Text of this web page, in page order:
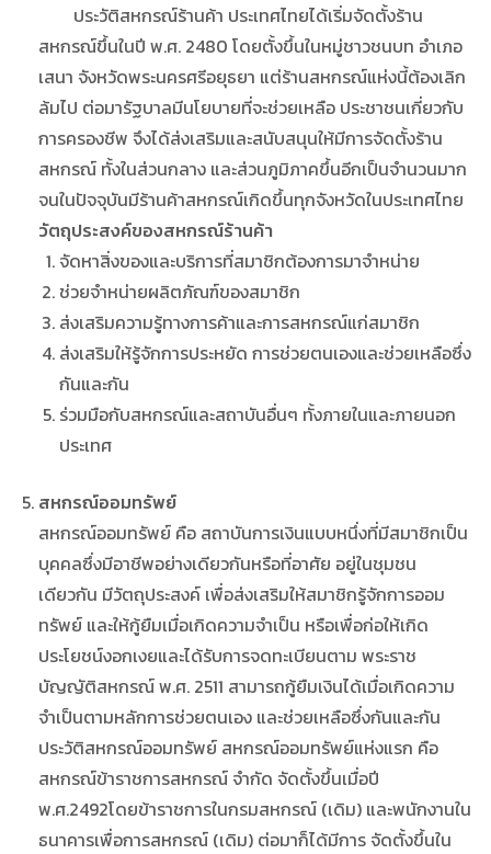
ประวัติสหกรณ์ร้านค้า ประเทศไทยได้เริ่มจัดตั้งร้าน
สหกรณ์ขึ้นในปี พ.ศ. 2480 โดยตั้งขึ้นในหมู่ชาวชนบท อำเภอ
เสนา จังหวัดพระนครศรีอยุธยา แต่ร้านสหกรณ์แห่งนี้ต้องเลิก
ล้มไป ต่อมารัฐบาลมีนโยบายที่จะช่วยเหลือ ประชาชนเกี่ยวกับ
การครองชีพ จึงได้ส่งเสริมและสนับสนุนให้มีการจัดตั้งร้าน
สหกรณ์ ทั้งในส่วนกลาง และส่วนภูมิภาคขึ้นอีกเป็นจำนวนมาก
จนในปัจจุบันมีร้านค้าสหกรณ์เกิดขึ้นทุกจังหวัดในประเทศไทย
วัตถุประสงค์ของสหกรณ์ร้านค้า
จัดหาสิ่งของและบริการที่สมาชิกต้องการมาจำหน่าย
ช่วยจำหน่ายผลิตภัณฑ์ของสมาชิก
ส่งเสริมความรู้ทางการค้าและการสหกรณ์แก่สมาชิก
ส่งเสริมให้รู้จักการประหยัด การช่วยตนเองและช่วยเหลือซึ่ง
กันและกัน
ร่วมมือกับสหกรณ์และสถาบันอื่นๆ ทั้งภายในและภายนอก
ประเทศ
สหกรณ์ออมทรัพย์
สหกรณ์ออมทรัพย์ คือ สถาบันการเงินแบบหนึ่งที่มีสมาชิกเป็น
บุคคลซึ่งมีอาชีพอย่างเดียวกันหรือที่อาศัย อยู่ในชุมชน
เดียวกัน มีวัตถุประสงค์ เพื่อส่งเสริมให้สมาชิกรู้จักการออม
ทรัพย์ และให้กู้ยืมเมื่อเกิดความจำเป็น หรือเพื่อก่อให้เกิด
ประโยชน์งอกเงยและได้รับการจดทะเบียนตาม พระราช
บัญญัติสหกรณ์ พ.ศ. 2511 สามารถกู้ยืมเงินได้เมื่อเกิดความ
จำเป็นตามหลักการช่วยตนเอง และช่วยเหลือซึ่งกันและกัน
ประวัติสหกรณ์ออมทรัพย์ สหกรณ์ออมทรัพย์แห่งแรก คือ
สหกรณ์ข้าราชการสหกรณ์ จำกัด จัดตั้งขึ้นเมื่อปี
พ.ศ.2492โดยข้าราชการในกรมสหกรณ์ (เดิม) และพนักงานใน
ธนาคารเพื่อการสหกรณ์ (เดิม) ต่อมาก็ได้มีการ จัดตั้งขึ้นใน